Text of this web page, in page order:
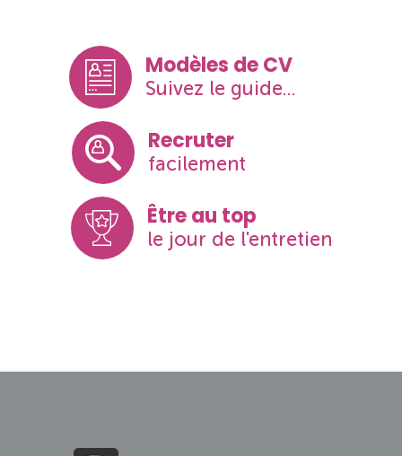
Modèles de CV
Suivez le guide...
Recruter
facilement
Être au top
le jour de l'entretien